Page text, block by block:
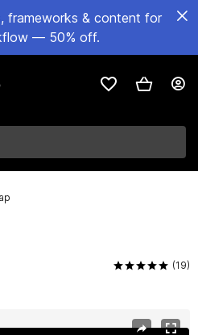
frameworks & content for
— 50% off.
(19)